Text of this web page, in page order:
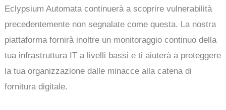
Eclypsium Automata continuerà a scoprire vulnerabilità
precedentemente non segnalate come questa. La nostra
piattaforma fornirà inoltre un monitoraggio continuo della
tua infrastruttura IT a livelli bassi e ti aiuterà a proteggere
la tua organizzazione dalle minacce alla catena di
fornitura digitale.